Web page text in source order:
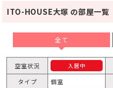
ITO-HOUSE大塚 の部屋一覧
全て
空室状況 入居中
タイプ
個室